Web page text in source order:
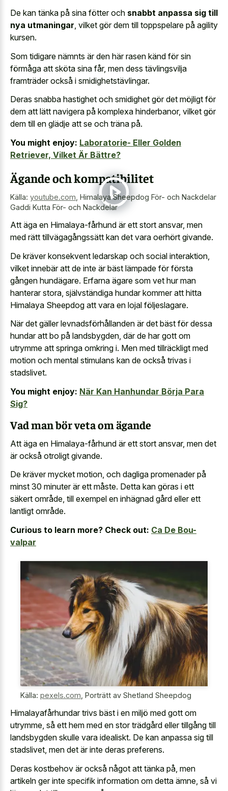
De kan tänka på sina fötter och snabbt anpassa sig till
nya utmaningar, vilket gör dem till toppspelare på agility
kursen.
Som tidigare nämnts är den här rasen känd för sin
förmåga att sköta sina får, men dess tävlingsvilja
framträder också i smidighetstävlingar.
Deras snabba hastighet och smidighet gör det möjligt för
dem att lätt navigera på komplexa hinderbanor, vilket gör
dem till en glädje att se och träna på.
You might enjoy: Laboratorie- Eller Golden
Retriever, Vilket Är Bättre?
Ägande och kompatibilitet
Källa: youtube.com Himalaya Sheepdog För- och Nackdelar
Gaddi Kutta För- och Nackdelar
Att äga en Himalaya-fårhund är ett stort ansvar, men
med rätt tillvägagångssätt kan det vara oerhört givande.
De kräver konsekvent ledarskap och social interaktion,
vilket innebär att de inte är bäst lämpade för första
gången hundägare. Erfarna ägare som vet hur man
hanterar stora, självständiga hundar kommer att hitta
Himalaya Sheepdog att vara en lojal följeslagare.
När det gäller levnadsförhållanden är det bäst för dessa
hundar att bo på landsbygden, där de har gott om
utrymme att springa omkring i. Men med tillräckligt med
motion och mental stimulans kan de också trivas i
stadslivet.
You might enjoy: När Kan Hanhundar Börja Para
Sig?
Vad man bör veta om ägande
Att äga en Himalaya-fårhund är ett stort ansvar, men det
är också otroligt givande.
De kräver mycket motion, och dagliga promenader på
minst 30 minuter är ett måste. Detta kan göras i ett
säkert område, till exempel en inhägnad gård eller ett
lantligt område.
Curious to learn more? Check out: Ca De Bou-
valpar
Källa: pexels.com Porträtt av Shetland Sheepdog
Himalayafårhundar trivs bäst i en miljö med gott om
utrymme, så ett hem med en stor trädgård eller tillgång till
landsbygden skulle vara idealiskt. De kan anpassa sig till
stadslivet, men det är inte deras preferens.
Deras kostbehov är också något att tänka på, men
artikeln ger inte specifik information om detta ämne, så vi